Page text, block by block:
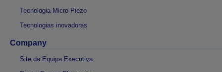
Tecnologia Micro Piezo
Tecnologias inovadoras
Company
Site da Equipa Executiva